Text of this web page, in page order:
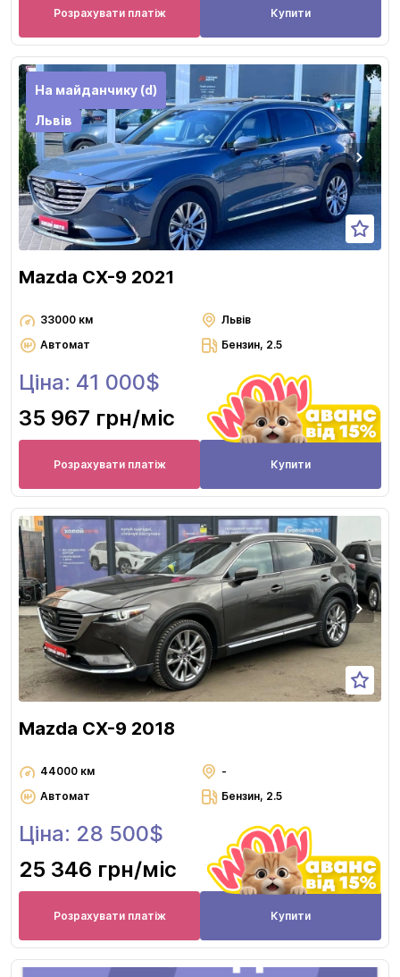
Розрахувати платіж Купити
На майданчику (d)
Львів
Mazda CX-9 2021
33000 км
Львів
Автомат
Бензин, 2.5
Ціна: 41 000$
35 967 грн/міс
Розрахувати платіж Купити
Mazda CX-9 2018
44000 км
-
Автомат
Бензин, 2.5
Ціна: 28 500$
25 346 грн/міс
Розрахувати платіж Купити